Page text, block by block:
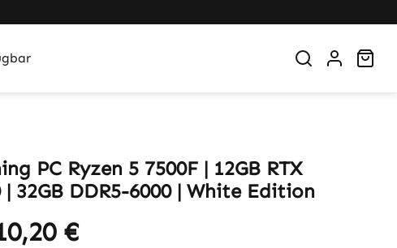
PC Ryzen 5 7500F | 12GB RTX
| 32GB DDR5-6000 | White Edition
€